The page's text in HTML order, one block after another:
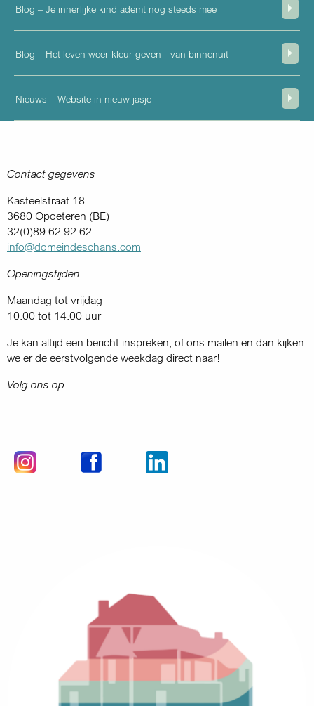
Blog – Je innerlijke kind ademt nog steeds mee
Blog – Het leven weer kleur geven - van binnenuit
Nieuws – Website in nieuw jasje
Contact gegevens
Kasteelstraat 18
3680 Opoeteren (BE)
32(0)89 62 92 62
info@domeindeschans.com
Openingstijden
Maandag tot vrijdag
10.00 tot 14.00 uur
Je kan altijd een bericht inspreken, of ons mailen en dan kijken
we er de eerstvolgende weekdag direct naar!
Volg ons op